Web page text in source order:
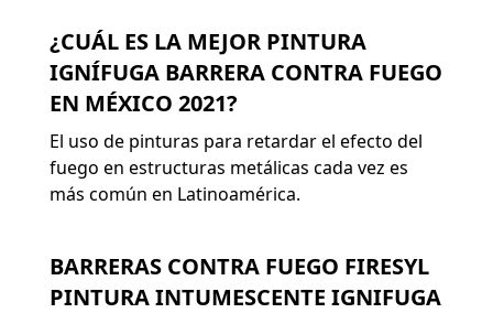
¿CUÁL ES LA MEJOR PINTURA
IGNÍFUGA BARRERA CONTRA FUEGO
EN MÉXICO 2021?
El uso de pinturas para retardar el efecto del
fuego en estructuras metálicas cada vez es
más común en Latinoamérica.
BARRERAS CONTRA FUEGO FIRESYL
PINTURA INTUMESCENTE IGNIFUGA